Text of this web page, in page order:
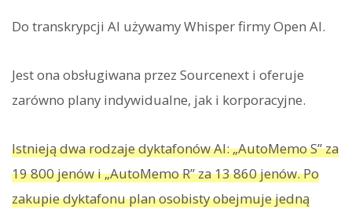
Do transkrypcji AI używamy Whisper firmy Open AI.
Jest ona obsługiwana przez Sourcenext i oferuje
zarówno plany indywidualne, jak i korporacyjne.
Istnieją dwa rodzaje dyktafonów AI: „AutoMemo S” za
19 800 jenów i „AutoMemo R” za 13 860 jenów. Po
zakupie dyktafonu plan osobisty obejmuje jedną